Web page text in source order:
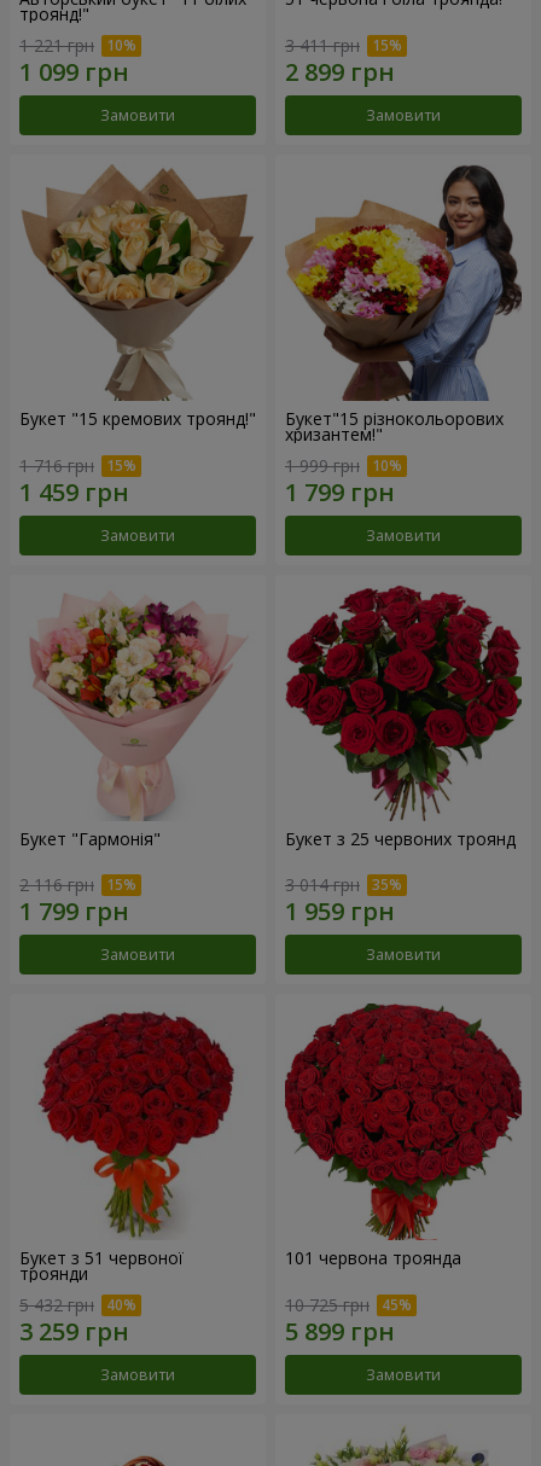
троянд!"
1 221 грн
Замовити
3 411 грн
Замовити
Букет "15 кремових троянд!"
1 716 грн
Замовити
Букет"15 різнокольорових
хризантем!"
1 999 грн
Замовити
Букет "Гармонія"
2 116 грн
Замовити
Букет з 25 червоних троянд
3 014 грн
Замовити
Букет з 51 червоної
троянди
5 432 грн
Замовити
101 червона троянда
10 725 грн
Замовити